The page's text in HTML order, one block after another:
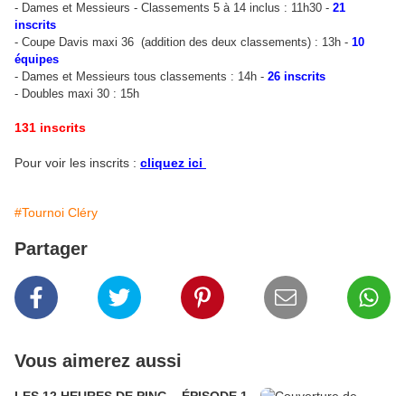
- Dames et Messieurs - Classements 5 à 14 inclus : 11h30 - 21
inscrits
- Coupe Davis maxi 36 (addition des deux classements) : 13h - 10
équipes
- Dames et Messieurs tous classements : 14h - 26 inscrits
- Doubles maxi 30 : 15h
131 inscrits
Pour voir les inscrits : cliquez ici
#Tournoi Cléry
Partager
Vous aimerez aussi